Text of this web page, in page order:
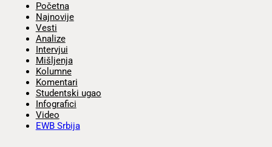
Početna
Najnovije
Vesti
Analize
Intervjui
Mišljenja
Kolumne
Komentari
Studentski ugao
Infografici
Video
EWB Srbija